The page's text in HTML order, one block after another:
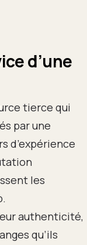
d’une
tierce qui
par une
d’expérience
les
authenticité,
qu’ils